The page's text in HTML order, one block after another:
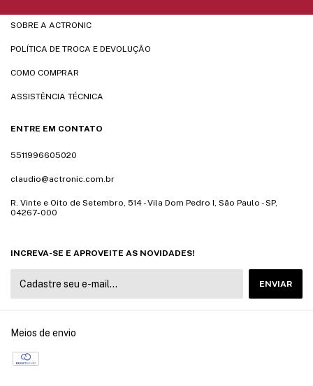
SOBRE A ACTRONIC
POLÍTICA DE TROCA E DEVOLUÇÃO
COMO COMPRAR
ASSISTÊNCIA TÉCNICA
ENTRE EM CONTATO
5511996605020
claudio@actronic.com.br
R. Vinte e Oito de Setembro, 514 - Vila Dom Pedro I, São Paulo - SP,
04267-000
INCREVA-SE E APROVEITE AS NOVIDADES!
Meios de envio